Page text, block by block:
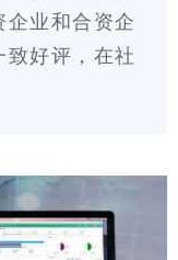
企业和合资企
致好评，在社